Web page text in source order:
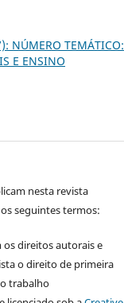
NÚMERO TEMÁTICO:
E ENSINO
nesta revista
seguintes termos:
direitos autorais e
o direito de primeira
trabalho